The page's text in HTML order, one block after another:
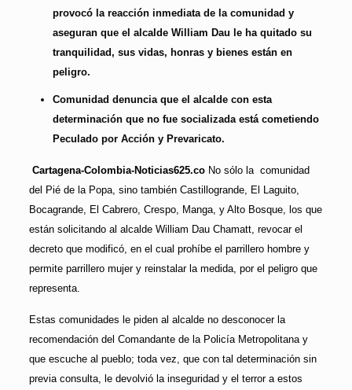
provocó la reacción inmediata de la comunidad y
aseguran que el alcalde William Dau le ha quitado su
tranquilidad, sus vidas, honras y bienes están en
peligro.
Comunidad denuncia que el alcalde con esta
determinación que no fue socializada está cometiendo
Peculado por Acción y Prevaricato.
Cartagena-Colombia-Noticias625.co No sólo la comunidad
del Pié de la Popa, sino también Castillogrande, El Laguito,
Bocagrande, El Cabrero, Crespo, Manga, y Alto Bosque, los que
están solicitando al alcalde William Dau Chamatt, revocar el
decreto que modificó, en el cual prohíbe el parrillero hombre y
permite parrillero mujer y reinstalar la medida, por el peligro que
representa.
Estas comunidades le piden al alcalde no desconocer la
recomendación del Comandante de la Policía Metropolitana y
que escuche al pueblo; toda vez, que con tal determinación sin
previa consulta, le devolvió la inseguridad y el terror a estos